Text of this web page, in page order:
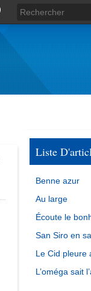
Liste
Benne azur
Au large
Écoute le
San Siro en
Le Cid pleure
L’oméga sait